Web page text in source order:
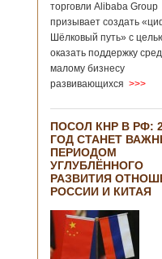
торговли Alibaba Group
призывает создать
Шёлковый путь» с
оказать поддержку
малому бизнесу
развивающихся >>>
ПОСОЛ КНР В РФ:
ГОД СТАНЕТ
ПЕРИОДОМ
УГЛУБЛЁННОГО
РАЗВИТИЯ
РОССИИ И КИТАЯ